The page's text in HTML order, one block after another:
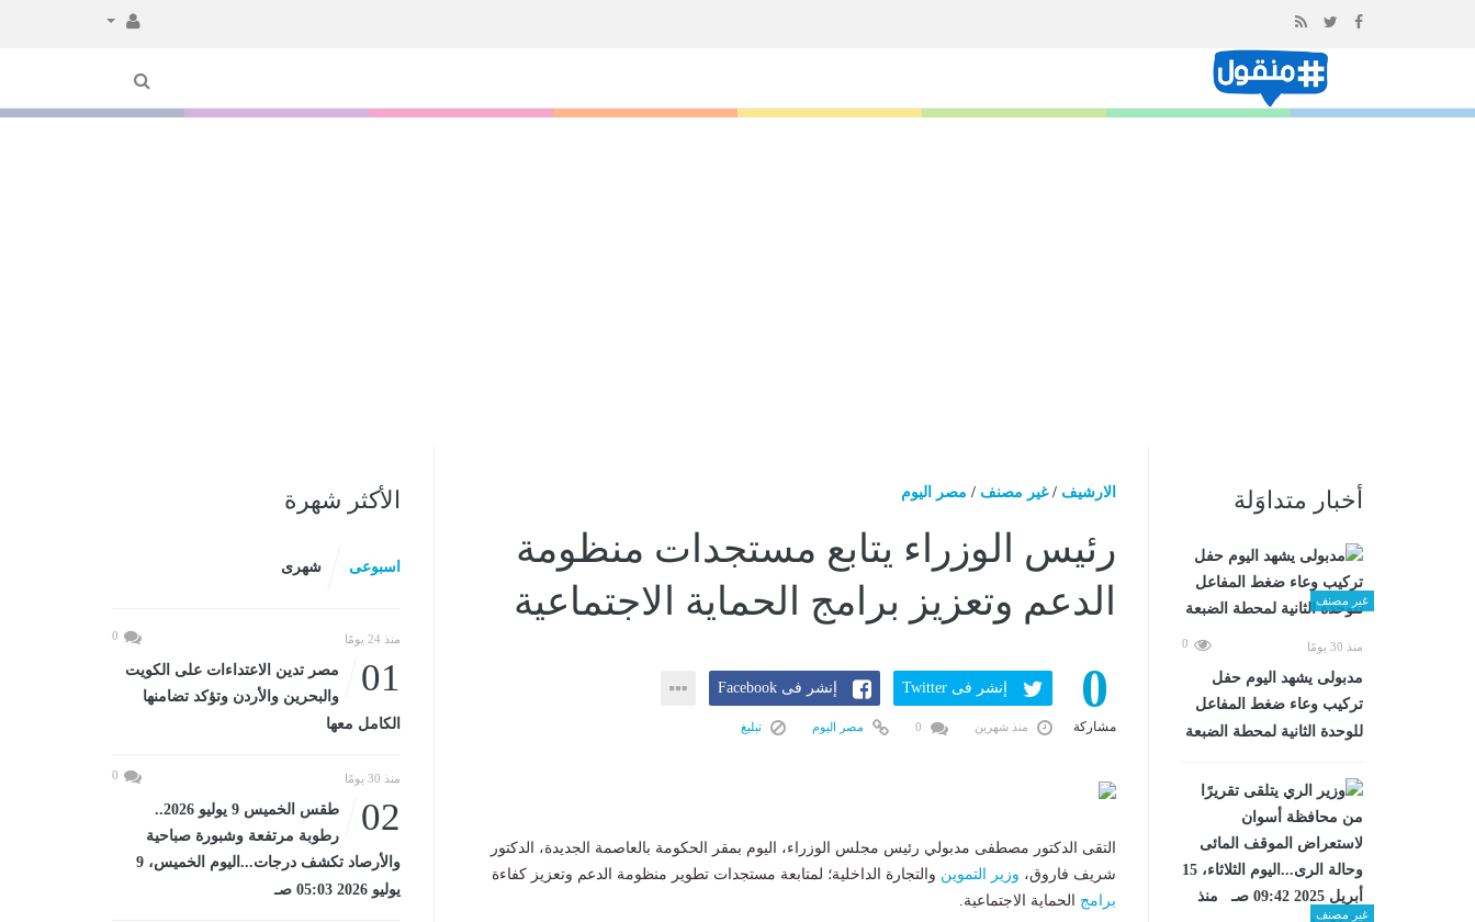
المحتوى
أخبار متداوَلة
غير مصنف
منذ 30 يومًا 0
مدبولى يشهد اليوم حفل
تركيب وعاء ضغط المفاعل
للوحدة الثانية لمحطة الضبعة
غير مصنف
الارشيف /غير مصنف / مصر اليوم
رئيس الوزراء يتابع مستجدات منظومة
الدعم وتعزيز برامج الحماية الاجتماعية
0
مشاركة
إنشر فى Twitter إنشر فى Facebook
منذ شهرين مصر اليوم تبليغ
التقى الدكتور مصطفى مدبولي رئيس مجلس الوزراء، اليوم بمقر الحكومة بالعاصمة الجديدة، الدكتور
شريف فاروق، وزير التموين والتجارة الداخلية؛ لمتابعة مستجدات تطوير منظومة الدعم وتعزيز كفاءة
برامج الحماية الاجتماعية.
الأكثر شهرة
اسبوعى شهرى
منذ 24 يومًا 0
01
مصر تدين الاعتداءات على الكويت
والبحرين والأردن وتؤكد تضامنها
الكامل معها
منذ 30 يومًا 0
02
طقس الخميس 9 يوليو 2026..
رطوبة مرتفعة وشبورة صباحية
والأرصاد تكشف درجات...اليوم الخميس، 9
يوليو 2026 05:03 صـ